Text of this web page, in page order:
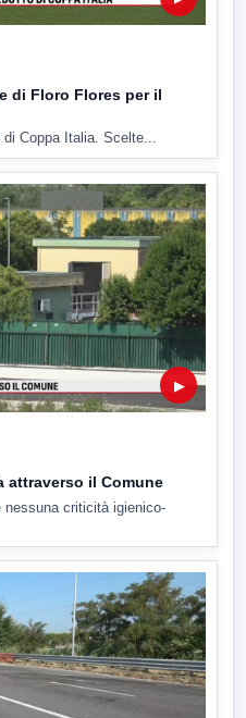
di Floro Flores per il
Coppa Italia. Scelte...
▶
attraverso il Comune
nessuna criticità igienico-